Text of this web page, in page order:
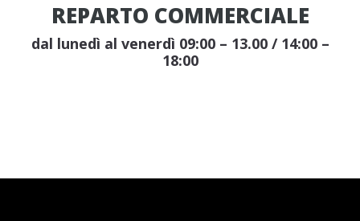
REPARTO COMMERCIALE
dal lunedì al venerdì 09:00 – 13.00 / 14:00 –
18:00